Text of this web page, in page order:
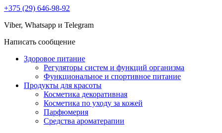
+375 (29) 646-98-92
Viber, Whatsapp и Telegram
Написать сообщение
Здоровое питание
Регуляторы систем и функций организма
Функциональное и спортивное питание
Продукты для красоты
Косметика декоративная
Косметика по уходу за кожей
Парфюмерия
Средства ароматерапии